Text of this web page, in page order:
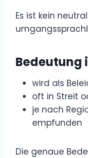
Es ist kein
Bedeutung
wird als
oft in Streit
je nach
empfunden
Die genaue